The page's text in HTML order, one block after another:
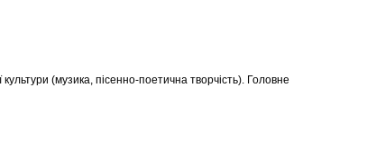
(музика, пісенно-поетична творчість). Головне